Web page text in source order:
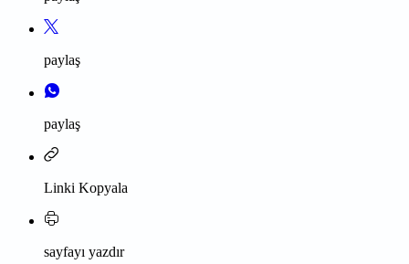
paylaş
paylaş
Linki Kopyala
sayfayı yazdır